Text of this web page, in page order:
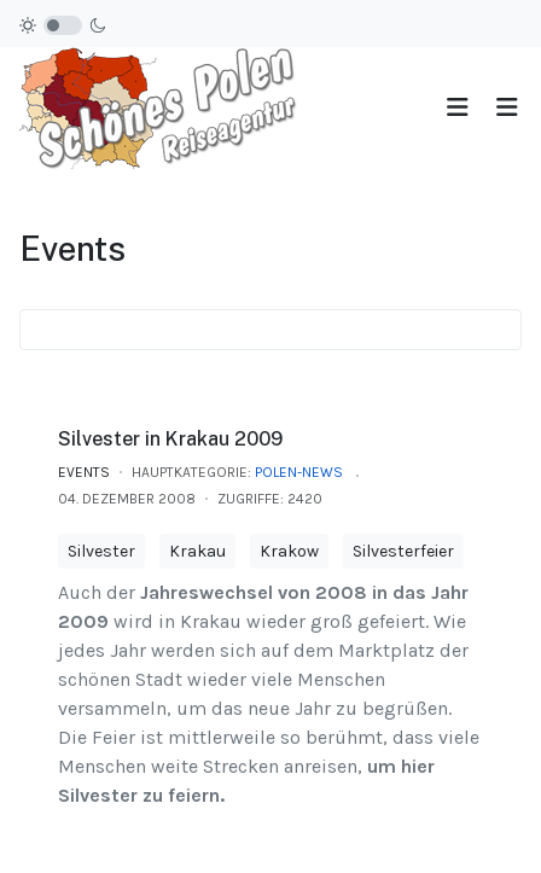
Events
Silvester in Krakau 2009
EVENTS HAUPTKATEGORIE: POLEN-NEWS
04. DEZEMBER 2008
ZUGRIFFE: 2420
Silvester Krakau Krakow Silvesterfeier
Auch der Jahreswechsel von 2008 in das Jahr
2009 wird in Krakau wieder groß gefeiert. Wie
jedes Jahr werden sich auf dem Marktplatz der
schönen Stadt wieder viele Menschen
versammeln, um das neue Jahr zu begrüßen.
Die Feier ist mittlerweile so berühmt, dass viele
Menschen weite Strecken anreisen, um hier
Silvester zu feiern.